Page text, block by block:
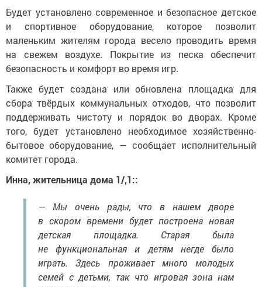
Будет установлено современное и безопасное детское
и спортивное оборудование, которое позволит
маленьким жителям города весело проводить время
на свежем воздухе. Покрытие из песка обеспечит
безопасность и комфорт во время игр.
Также будет создана или обновлена площадка для
сбора твёрдых коммунальных отходов, что позволит
поддерживать чистоту и порядок во дворах. Кроме
того, будет установлено необходимое хозяйственно-
бытовое оборудование, — сообщает исполнительный
комитет города.
Инна, жительница дома 1/,1::
— Мы очень рады, что в нашем дворе
в скором времени будет построена новая
детская площадка. Старая была
не функциональная и детям негде было
играть. Здесь проживает много молодых
семей с детьми, так что игровая зона нам